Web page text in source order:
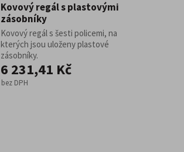
Kovový regál s plastovými
zásobníky
Kovový regál s šesti policemi, na
kterých jsou uloženy plastové
zásobníky.
6 231,41 Kč
bez DPH